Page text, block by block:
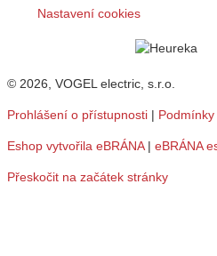
Nastavení cookies
© 2026, VOGEL electric, s.r.o.
Prohlášení o přístupnosti |
Eshop vytvořila eBRÁNA| eBRÁNA
Přeskočit na začátek stránky